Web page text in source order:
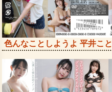
色んなことしようよ 平井こと